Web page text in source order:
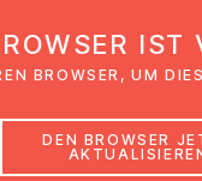
NEWS
IST
BROWSER, UM
DEN BROWSER